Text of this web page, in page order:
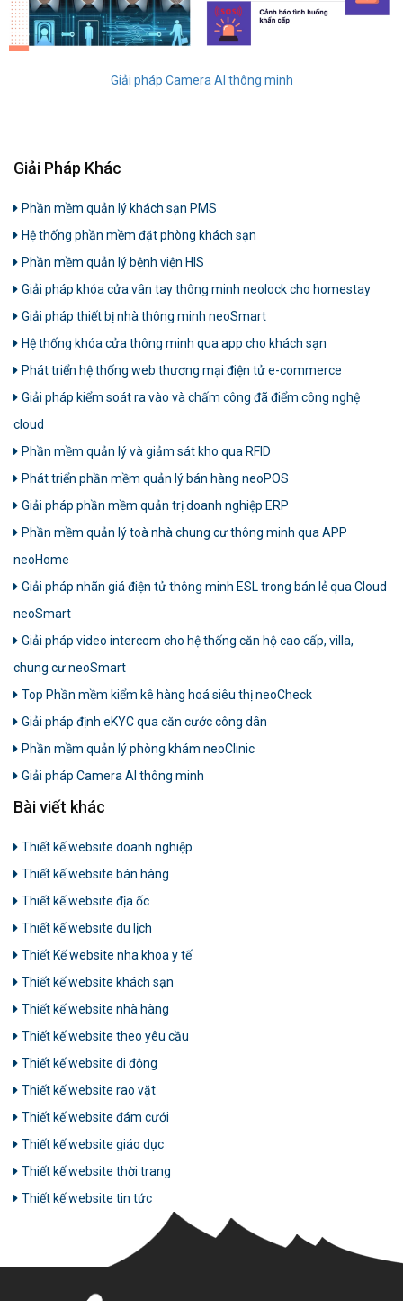
Giải pháp Camera AI thông minh
Giải Pháp Khác
Phần mềm quản lý khách sạn PMS
Hệ thống phần mềm đặt phòng khách sạn
Phần mềm quản lý bệnh viện HIS
Giải pháp khóa cửa vân tay thông minh neolock cho homestay
Giải pháp thiết bị nhà thông minh neoSmart
Hệ thống khóa cửa thông minh qua app cho khách sạn
Phát triển hệ thống web thương mại điện tử e-commerce
Giải pháp kiểm soát ra vào và chấm công đã điểm công nghệ
cloud
Phần mềm quản lý và giảm sát kho qua RFID
Phát triển phần mềm quản lý bán hàng neoPOS
Giải pháp phần mềm quản trị doanh nghiệp ERP
Phần mềm quản lý toà nhà chung cư thông minh qua APP
neoHome
Giải pháp nhãn giá điện tử thông minh ESL trong bán lẻ qua Cloud
neoSmart
Giải pháp video intercom cho hệ thống căn hộ cao cấp, villa,
chung cư neoSmart
Top Phần mềm kiểm kê hàng hoá siêu thị neoCheck
Giải pháp định eKYC qua căn cước công dân
Phần mềm quản lý phòng khám neoClinic
Giải pháp Camera AI thông minh
Bài viết khác
Thiết kế website doanh nghiệp
Thiết kế website bán hàng
Thiết kế website địa ốc
Thiết kế website du lịch
Thiết Kế website nha khoa y tế
Thiết kế website khách sạn
Thiết kế website nhà hàng
Thiết kế website theo yêu cầu
Thiết kế website di động
Thiết kế website rao vặt
Thiết kế website đám cưới
Thiết kế website giáo dục
Thiết kế website thời trang
Thiết kế website tin tức